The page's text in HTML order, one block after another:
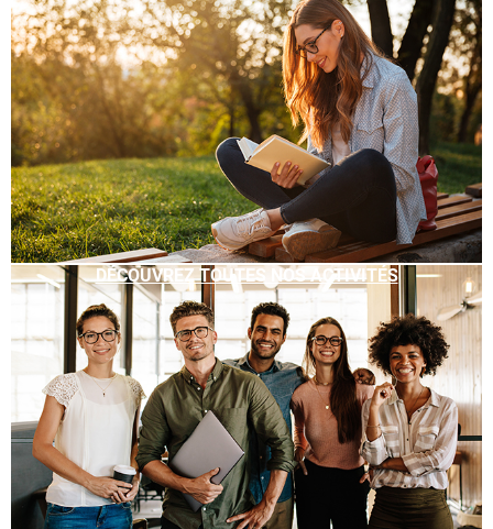
DÉCOUVREZ TOUTES NOS ACTIVITÉS